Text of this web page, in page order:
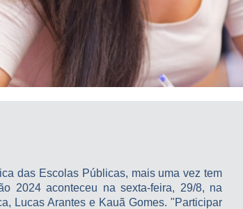
das Escolas Públicas, mais uma vez tem
2024 aconteceu na sexta-feira, 29/8, na
Lucas Arantes e Kauã Gomes. "Participar